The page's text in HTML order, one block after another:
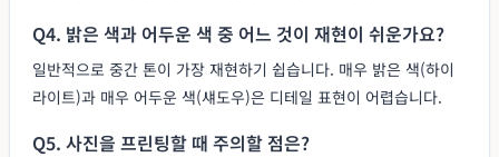
Q4. 밝은 색과 어두운 색 중 어느 것이 재현이 쉬운가요?
일반적으로 중간 톤이 가장 재현하기 쉽습니다. 매우 밝은 색(하이
라이트)과 매우 어두운 색(섀도우)은 디테일 표현이 어렵습니다.
Q5. 사진을 프린팅할 때 주의할 점은?